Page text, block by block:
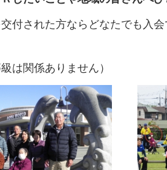
付された方ならどなたでも入
は関係ありません）